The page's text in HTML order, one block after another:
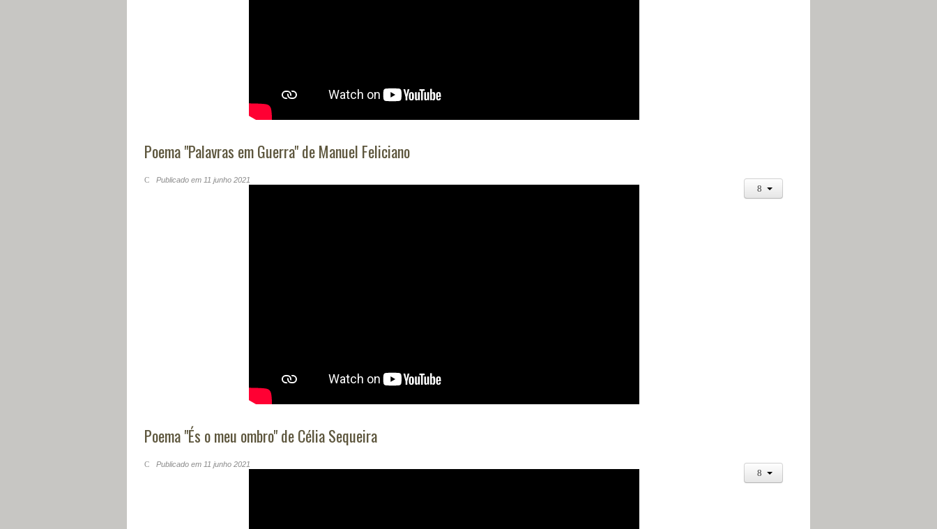
Poema "Palavras em Guerra" de Manuel Feliciano
Publicado em 11 junho 2021
Poema "És o meu ombro" de Célia Sequeira
Publicado em 11 junho 2021